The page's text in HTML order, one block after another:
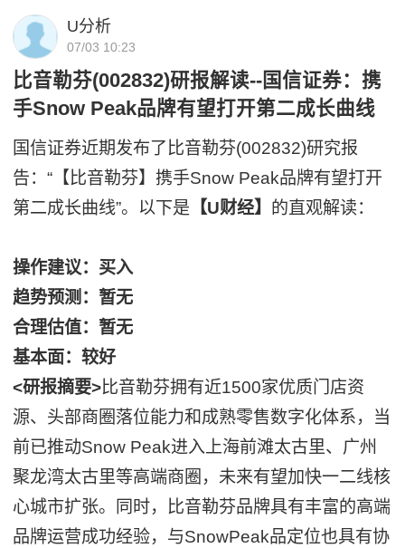
U分析
07/03 10:23
比音勒芬(002832)研报解读--国信证券：携
手Snow Peak品牌有望打开第二成长曲线
国信证券近期发布了比音勒芬(002832)研究报
告：“【比音勒芬】携手Snow Peak品牌有望打开
第二成长曲线”。以下是 【U财经】 的直观解读：
操作建议：买入
趋势预测：暂无
合理估值：暂无
基本面：较好
<研报摘要>比音勒芬拥有近1500家优质门店资
源、头部商圈落位能力和成熟零售数字化体系，当
前已推动Snow Peak进入上海前滩太古里、广州
聚龙湾太古里等高端商圈，未来有望加快一二线核
心城市扩张。同时，比音勒芬品牌具有丰富的高端
品牌运营成功经验，与SnowPeak品定位也具有协